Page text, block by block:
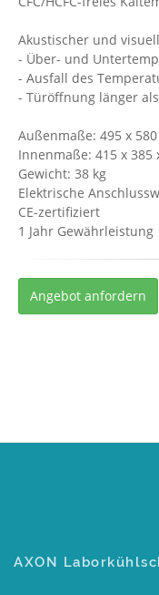
Akustischer und
- Über- und
- Ausfall des
- Türöffnung länger
Außenmaße: 495 x
Innenmaße: 415 x 385
Gewicht: 38 kg
Elektrische
CE-zertifiziert
1 Jahr Gewährleistung
Angebot anfordern
AXON